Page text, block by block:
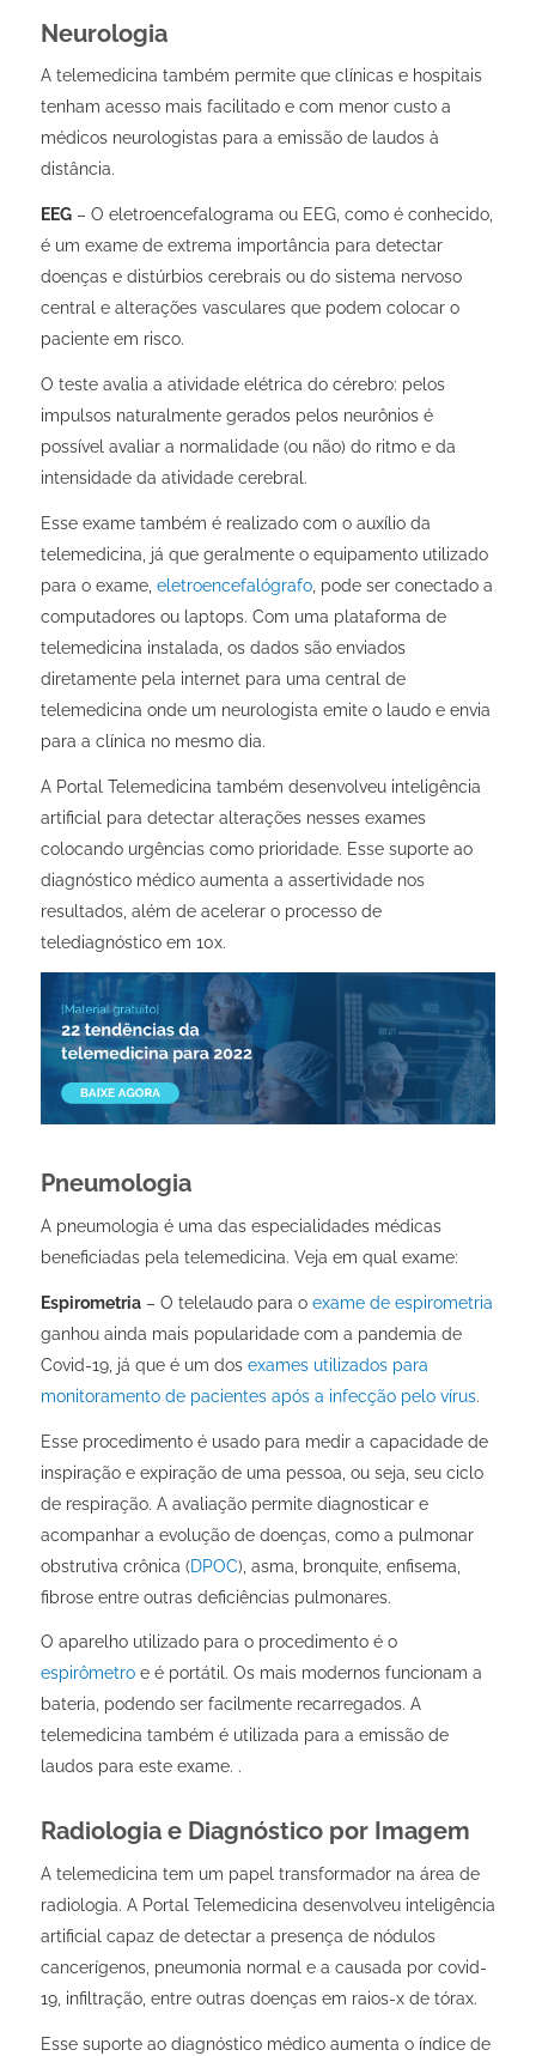
Neurologia
A telemedicina também permite que clínicas e hospitais
tenham acesso mais facilitado e com menor custo a
médicos neurologistas para a emissão de laudos à
distância.
EEG– O eletroencefalograma ou EEG, como é conhecido,
é um exame de extrema importância para detectar
doenças e distúrbios cerebrais ou do sistema nervoso
central e alterações vasculares que podem colocar o
paciente em risco.
O teste avalia a atividade elétrica do cérebro: pelos
impulsos naturalmente gerados pelos neurônios é
possível avaliar a normalidade (ou não) do ritmo e da
intensidade da atividade cerebral.
Esse exame também é realizado com o auxílio da
telemedicina, já que geralmente o equipamento utilizado
para o exame, eletroencefalógrafo, pode ser conectado a
computadores ou laptops. Com uma plataforma de
telemedicina instalada, os dados são enviados
diretamente pela internet para uma central de
telemedicina onde um neurologista emite o laudo e envia
para a clínica no mesmo dia.
A Portal Telemedicina também desenvolveu inteligência
artificial para detectar alterações nesses exames
colocando urgências como prioridade. Esse suporte ao
diagnóstico médico aumenta a assertividade nos
resultados, além de acelerar o processo de
telediagnóstico em 10x.
Pneumologia
A pneumologia é uma das especialidades médicas
beneficiadas pela telemedicina. Veja em qual exame:
Espirometria– O telelaudo para o exame de espirometria
ganhou ainda mais popularidade com a pandemia de
Covid-19, já que é um dos exames utilizados para
monitoramento de pacientes após a infecção pelo vírus.
Esse procedimento é usado para medir a capacidade de
inspiração e expiração de uma pessoa, ou seja, seu ciclo
de respiração. A avaliação permite diagnosticar e
acompanhar a evolução de doenças, como a pulmonar
obstrutiva crônica (DPOC), asma, bronquite, enfisema,
fibrose entre outras deficiências pulmonares.
O aparelho utilizado para o procedimento é o
espirômetroe é portátil. Os mais modernos funcionam a
bateria, podendo ser facilmente recarregados. A
telemedicina também é utilizada para a emissão de
laudos para este exame. .
Radiologia e Diagnóstico por Imagem
A telemedicina tem um papel transformador na área de
radiologia. A Portal Telemedicina desenvolveu inteligência
artificial capaz de detectar a presença de nódulos
cancerígenos, pneumonia normal e a causada por covid-
19, infiltração, entre outras doenças em raios-x de tórax.
Esse suporte ao diagnóstico médico aumenta o índice de